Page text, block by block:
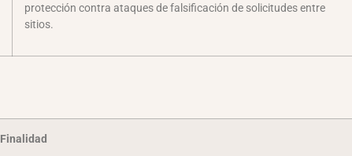
protección contra ataques de falsificación de solicitudes entre
sitios.
Finalidad